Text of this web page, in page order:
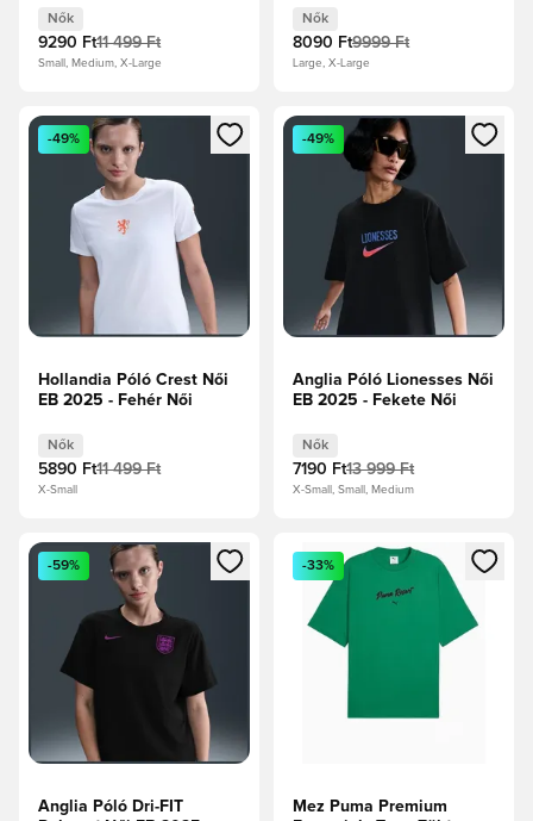
Nők
9290 Ft11 499 Ft
Small, Medium, X-Large
Nők
8090 Ft9999 Ft
Large, X-Large
Megnyit egy modált a bejelentkezéshez vagy a tagként való
-49%
Hollandia Póló Crest Női
EB 2025 - Fehér Női
Nők
5890 Ft11 499 Ft
X-Small
Megnyit egy modált a
-49%
Anglia Póló Lionesses Női
EB 2025 - Fekete Női
Nők
7190 Ft13 999 Ft
X-Small, Small, Medium
Megnyit egy modált a bejelentkezéshez vagy a tagként való
-59%
Anglia Póló Dri-FIT
Megnyit egy modált a
-33%
Mez Puma Premium